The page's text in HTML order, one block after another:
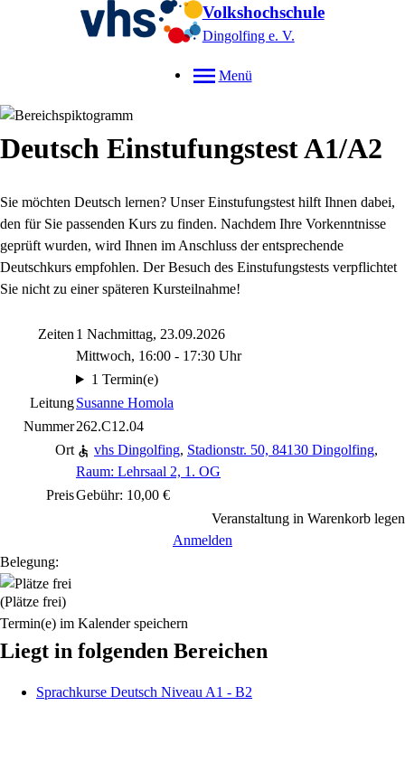
Volkshochschule
Dingolfing e. V.
Menü
Deutsch Einstufungstest A1/A2
Sie möchten Deutsch lernen? Unser Einstufungstest hilft Ihnen dabei,
den für Sie passenden Kurs zu finden. Nachdem Ihre Vorkenntnisse
geprüft wurden, wird Ihnen im Anschluss der entsprechende
Deutschkurs empfohlen. Der Besuch des Einstufungstests verpflichtet
Sie nicht zu einer späteren Kursteilnahme!
Zeiten 1 Nachmittag, 23.09.2026
Mittwoch, 16:00 - 17:30 Uhr
1 Termin(e)
LeitungSusanne Homola
Nummer262.C12.04
Ort
vhs Dingolfing, Stadionstr. 50, 84130 Dingolfing,
Raum: Lehrsaal 2, 1. OG
PreisGebühr: 10,00 €
Veranstaltung in Warenkorb legen
Anmelden
Belegung:
(Plätze frei)
Termin(e) im Kalender speichern
Liegt in folgenden Bereichen
Sprachkurse Deutsch Niveau A1 - B2